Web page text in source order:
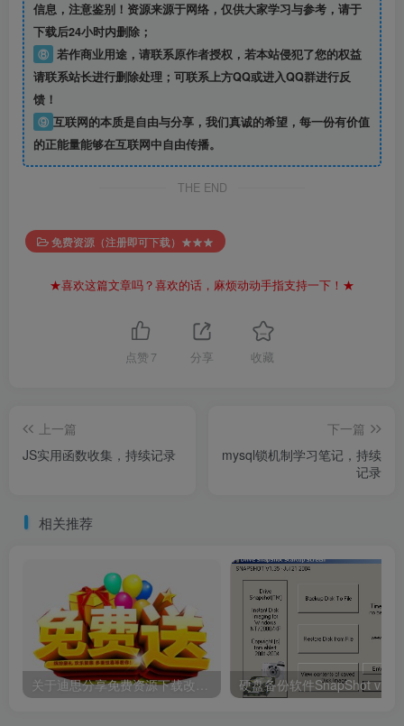
信息，注意鉴别！资源来源于网络，仅供大家学习与参考，请于
下载后24小时内删除；
⑧ 若作商业用途，请联系原作者授权，若本站侵犯了您的权益
请联系站长进行删除处理；可联系上方QQ或进入QQ群进行反
馈！
⑨ 互联网的本质是自由与分享，我们真诚的希望，每一份有价值
的正能量能够在互联网中自由传播。
THE END
免费资源（注册即可下载）★★★
★喜欢这篇文章吗？喜欢的话，麻烦动动手指支持一下！★
点赞 7 分享 收藏
上一篇
JS实用函数收集，持续记录
下一篇
mysql锁机制学习笔记，持续
记录
相关推荐